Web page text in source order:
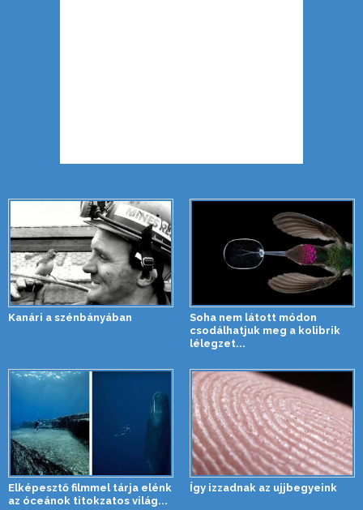
Kanári a szénbányában
Soha nem látott módon
csodálhatjuk meg a kolibrik
lélegzet...
Elképesztő filmmel tárja elénk
az óceánok titokzatos világ...
Így izzadnak az ujjbegyeink